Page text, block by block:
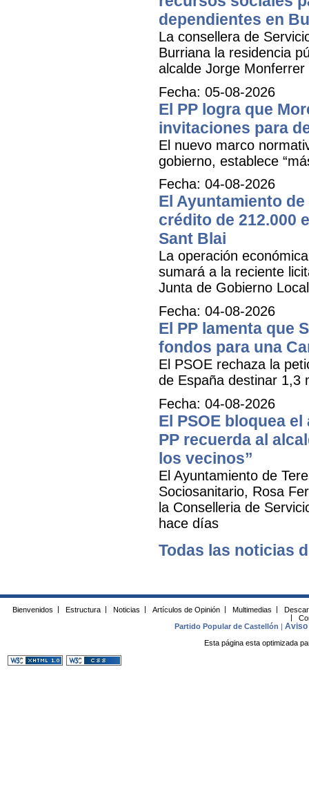
dependientes en
La consellera de
Burriana la residencia
alcalde Jorge Monferrer
Fecha: 05-08-2026
El PP logra que
invitaciones para
El nuevo marco
gobierno, establece
Fecha: 04-08-2026
El Ayuntamiento
crédito de 212.000
Sant Blai
La operación
sumará a la reciente
Junta de Gobierno
Fecha: 04-08-2026
El PP lamenta que
fondos para una
El PSOE rechaza la
de España destinar 1,3
Fecha: 04-08-2026
El PSOE bloquea
PP recuerda al
los vecinos”
El Ayuntamiento de
Sociosanitario, Rosa
la Conselleria de
hace días
Todas las noticias
Bienvenidos Estructura Noticias Artículos de Opinión Multimedias
Partido Popular de Castellón
|Aviso
Esta página esta optimizada